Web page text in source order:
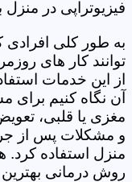
فیزیوتراپی در
به طور کلی
توانند کار های
از این خدمات
آن نگاه کنیم
مغزی یا قلبی،
و مشکلات پس از
منزل استفاده کرد.
روش درمانی